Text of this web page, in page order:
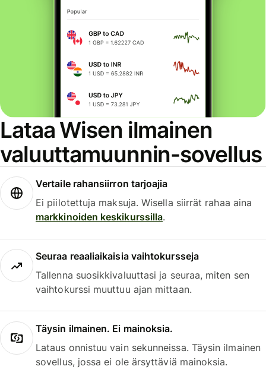
Lataa Wisen ilmainen
valuuttamuunnin-sovellus
Vertaile rahansiirron tarjoajia
Ei piilotettuja maksuja. Wisella siirrät rahaa aina
markkinoiden keskikurssilla.
Seuraa reaaliaikaisia vaihtokursseja
Tallenna suosikkivaluuttasi ja seuraa, miten sen
vaihtokurssi muuttuu ajan mittaan.
Täysin ilmainen. Ei mainoksia.
Lataus onnistuu vain sekunneissa. Täysin ilmainen
sovellus, jossa ei ole ärsyttäviä mainoksia.